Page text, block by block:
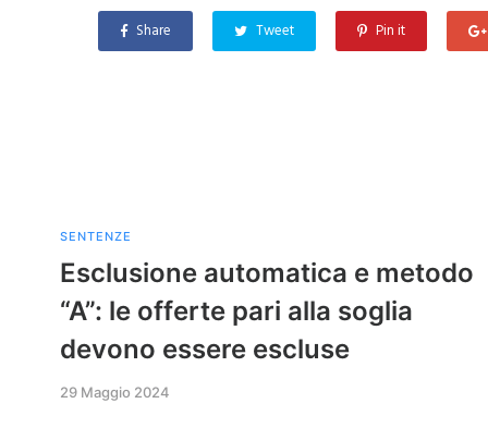
Share Tweet Pin it
SENTENZE
Esclusione automatica e metodo
“A”: le offerte pari alla soglia
devono essere escluse
29 Maggio 2024